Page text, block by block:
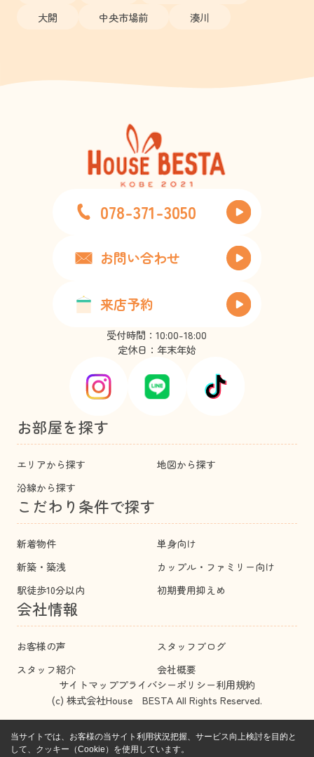
大開
中央市場前 湊川
078-371-3050
お問い合わせ
来店予約
受付時間：10:00-18:00
定休日：年末年始
お部屋を探す
エリアから探す
地図から探す
沿線から探す
こだわり条件で探す
新着物件
単身向け
新築・築浅
カップル・ファミリー向け
駅徒歩10分以内
初期費用抑えめ
会社情報
お客様の声
スタッフブログ
スタッフ紹介
会社概要
サイトマッププライバシーポリシー利用規約
(c) 株式会社House BESTA All Rights Reserved.
当サイトでは、お客様の当サイト利用状況把握、サービス向上検討を目的と
して、クッキー（Cookie）を使用しています。